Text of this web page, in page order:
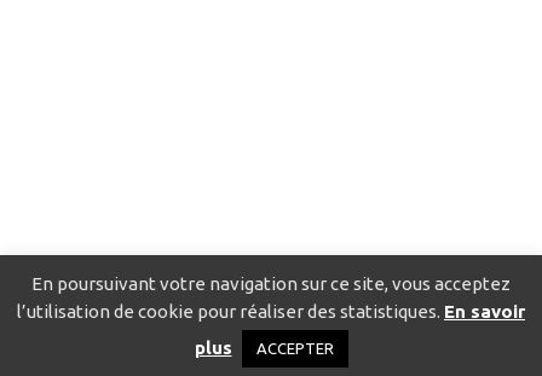
Catalogue pour localiser les fournisseurs
Politique de confidentialité
En poursuivant votre navigation sur ce site, vous acceptez
l’utilisation de cookie pour réaliser des statistiques. En savoir
plus
ACCEPTER